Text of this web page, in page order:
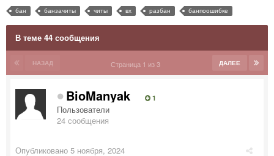
бан банзачиты читы вх разбан банпоошибке
В теме 44 сообщения
НАЗАД ДАЛЕЕ
Страница 1 из 3
BioManyak 1
Пользователи
24 сообщения
Опубликовано 5 ноября, 2024